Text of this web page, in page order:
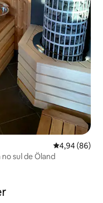
4,94 de uma
4,94 (86)
sul de Öland